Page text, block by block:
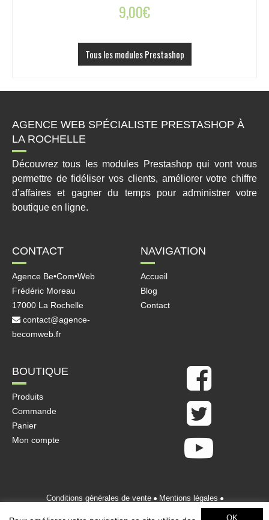
Tous les modules Prestashop
9,00€
AGENCE WEB SPÉCIALISTE PRESTASHOP À
LA ROCHELLE
Découvrez tous les modules Prestashop qui vont vous
permettre de fidéliser vos clients, améliorer votre chiffre
d’affaires et gagner du temps pour administrer votre
boutique en ligne.
CONTACT
Agence Be•Com•Web
Frédéric Moreau
17000 La Rochelle
contact@agence-
becomweb.fr
NAVIGATION
Accueil
Blog
Contact
BOUTIQUE
Produits
Commande
Panier
Mon compte
Conditions générales de vente
Mentions légales
OK